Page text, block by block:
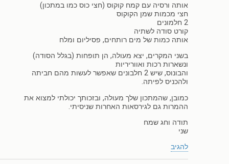
אותה ורסיה עם קמח קוקוס (חצי כוס כמו במתכון)
חצי מכמות שמן הקוקוס
2 חלמונים
קורט סודה לשתיה
אותה כמות של מים רותחים, פסיליום ומלח
בשני המקרים, יצא מעולה, הן תופחות (בגלל הסודה)
ונשארות רכות ואווריריות
והבונוס, שיש 2 חלבונים שאפשר לעשות מהם חביתה
ולהכניס לפיתה.
כמובן, שהמתכון שלך מעולה, ובזכותך יכולתי למצוא את
ההמרות גם לגירסאות האחרות שניסיתי.
תודה וחג שמח
שני
להגיב